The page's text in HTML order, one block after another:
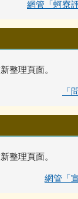
網管「蚵寮
整理頁面。
「
整理頁面。
網管「